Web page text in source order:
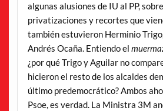
algunas alusiones de IU al PP,
privatizaciones y recortes que
también estuvieron Herminio
Andrés Ocaña. Entiendo el
¿por qué Trigo y Aguilar no
hicieron el resto de los alcaldes
último predemocrático? Ambos
Psoe, es verdad. La Ministra 3M